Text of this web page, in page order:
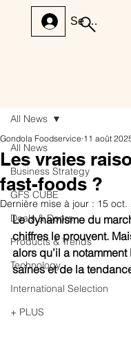
Se connecter
All News
Business Strategy
GFS CUBE
Deals & Doors
Products & Trends
Technology
International Selection
+ PLUS
All News
Les vraies
fast-foods ?
Gondola Foodservice 11 août
Dernière mise à jour : 15 oct.
Le dynamisme du
chiffres le prouvent.
alors qu’il a
saines et de la